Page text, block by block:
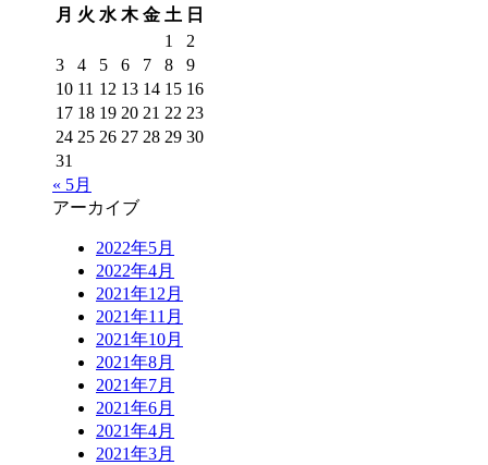
月 火 水 木 金 土 日
1
2
3
4 5 6 7 8
9
10 11 12 13 14 15 16
17 18 19 20 21 22 23
24 25 26 27 28 29 30
31
« 5月
アーカイブ
2022年5月
2022年4月
2021年12月
2021年11月
2021年10月
2021年8月
2021年7月
2021年6月
2021年4月
2021年3月